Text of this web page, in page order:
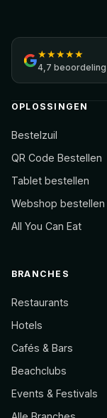
★★★★★
4,7 beoordeling
OPLOSSINGEN
Bestelzuil
QR Code Bestellen
Tablet bestellen
Webshop bestellen
All You Can Eat
BRANCHES
Restaurants
Hotels
Cafés & Bars
Beachclubs
Events & Festivals